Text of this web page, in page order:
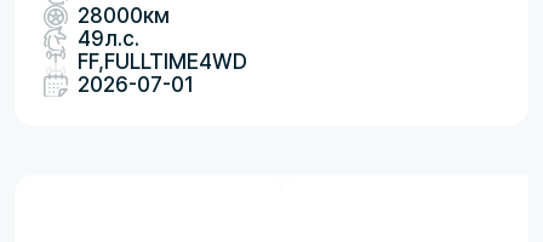
28000км
49л.с.
FF,FULLTIME4WD
2026-07-01